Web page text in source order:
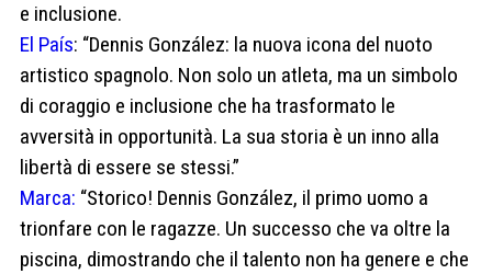
e inclusione.
El País: “Dennis González: la nuova icona del nuoto
artistico spagnolo. Non solo un atleta, ma un simbolo
di coraggio e inclusione che ha trasformato le
avversità in opportunità. La sua storia è un inno alla
libertà di essere se stessi.”
Marca: “Storico! Dennis González, il primo uomo a
trionfare con le ragazze. Un successo che va oltre la
piscina, dimostrando che il talento non ha genere e che